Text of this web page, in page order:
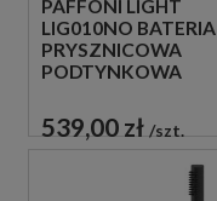
PAFFONI LIGHT
LIG010NO BATERIA
PRYSZNICOWA
PODTYNKOWA
CZARNA
539,00 zł szt.